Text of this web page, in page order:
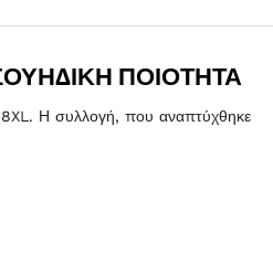
ΠΟΙΌΤΗΤΑ
Η συλλογή, που αναπτύχθηκε